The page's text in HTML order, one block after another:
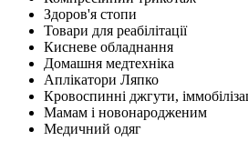
Здоров'я стопи
Товари для реабілітації
Кисневе обладнання
Домашня медтехніка
Аплікатори Ляпко
Кровоспинні джгути,
Мамам і новонародженим
Медичний одяг